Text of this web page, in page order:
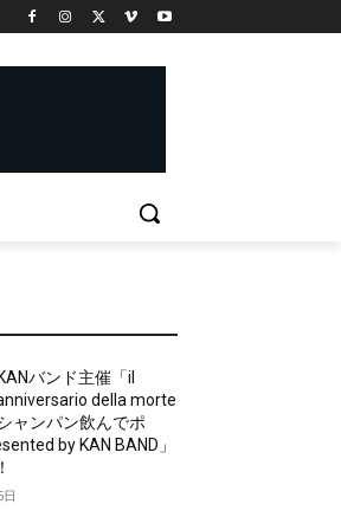
バンド主催「il
della morte
ャンパン飲んでポ
by KAN BAND」